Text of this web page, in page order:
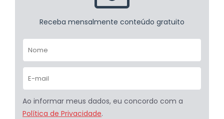
Receba mensalmente conteúdo gratuito
Ao informar meus dados, eu concordo com a
Política de Privacidade.